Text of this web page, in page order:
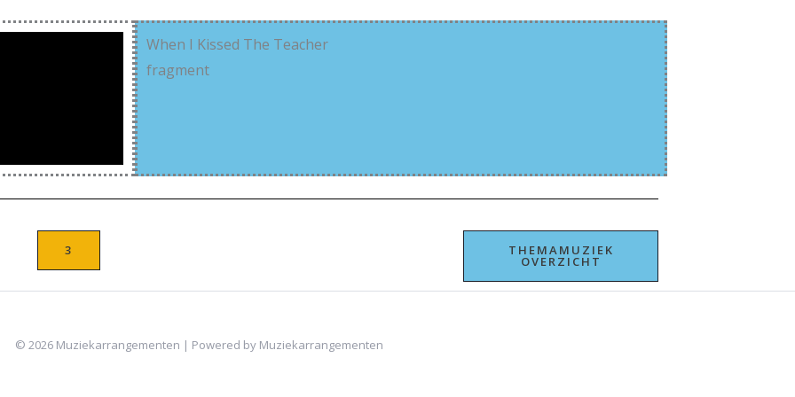
When I Kissed The Teacher
fragment
3 THEMAMUZIEK
OVERZICHT
© 2026 Muziekarrangementen | Powered by Muziekarrangementen